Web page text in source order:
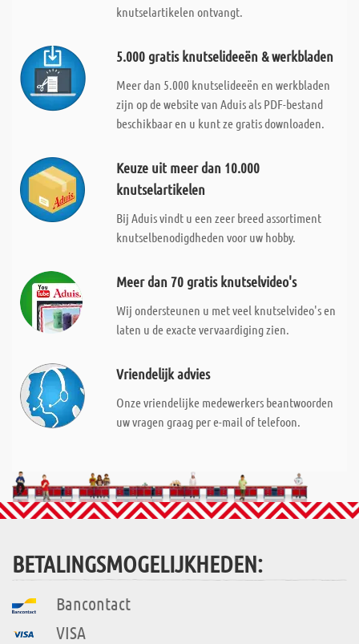
knutselartikelen ontvangt.
5.000 gratis knutselideeën & werkbladen
Meer dan 5.000 knutselideeën en werkbladen
zijn op de website van Aduis als PDF-bestand
beschikbaar en u kunt ze gratis downloaden.
Keuze uit meer dan 10.000
knutselartikelen
Bij Aduis vindt u een zeer breed assortiment
knutselbenodigdheden voor uw hobby.
Meer dan 70 gratis knutselvideo's
Wij ondersteunen u met veel knutselvideo's en
laten u de exacte vervaardiging zien.
Vriendelijk advies
Onze vriendelijke medewerkers beantwoorden
uw vragen graag per e-mail of telefoon.
BETALINGSMOGELIJKHEDEN:
Bancontact
VISA